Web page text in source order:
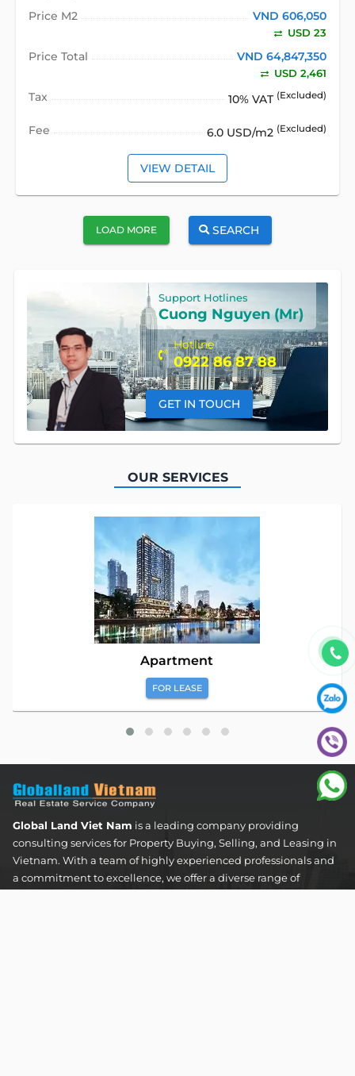
Price M2
VND 606,050
USD 23
Price Total VND 64,847,350
USD 2,461
Tax 10% VAT (Excluded)
Fee 6.0 USD/m2 (Excluded)
VIEW DETAIL
LOAD MORE SEARCH
Support Hotlines
Cuong Nguyen (Mr)
Hotline
0922 86 87 88
GET IN TOUCH
OUR SERVICES
Apartment
FOR LEASE
Global Land Viet Nam is a leading company providing
consulting services for Property Buying, Selling, and Leasing in
Vietnam. With a team of highly experienced professionals and
a commitment to excellence, we offer a diverse range of